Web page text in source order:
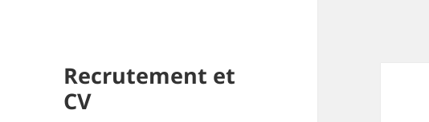
Recrutement et
CV